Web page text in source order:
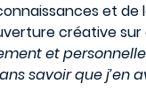
et de
créative
et
savoir que j’en